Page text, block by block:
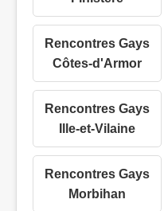
Rencontres Gays
Côtes-d'Armor
Rencontres Gays
Ille-et-Vilaine
Rencontres Gays
Morbihan